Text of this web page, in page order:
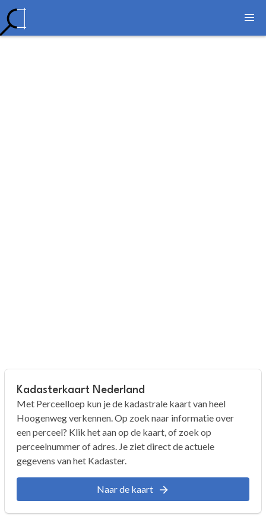
Kadasterkaart Nederland
Met Perceelloep kun je de kadastrale kaart van heel
Hoogenweg verkennen. Op zoek naar informatie over
een perceel? Klik het aan op de kaart, of zoek op
perceelnummer of adres. Je ziet direct de actuele
gegevens van het Kadaster.
Naar de kaart